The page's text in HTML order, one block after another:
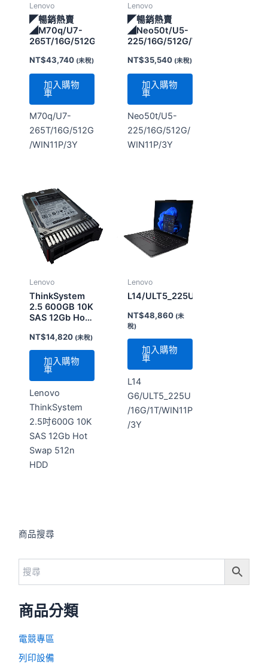
商品搜尋
商品分類
電競專區
列印設備
Lenovo
◤暢銷熱賣
◢M70q/U7-
265T/16G/512G/WIN11P/3Y
NT$43,740 (未稅)
加入購物
車
M70q/U7-
265T/16G/512G
/WIN11P/3Y
Lenovo
◤暢銷熱賣
◢Neo50t/U5-
225/16G/512G/WIN11P/3Y
NT$35,540 (未稅)
加入購物
車
Neo50t/U5-
225/16G/512G/
WIN11P/3Y
Lenovo
ThinkSystem
2.5 600GB 10K
SAS 12Gb Hot
HDD
NT$14,820 (未稅)
加入購物
車
Lenovo
ThinkSystem
2.5吋600G 10K
SAS 12Gb Hot
Swap 512n
HDD
Lenovo
L14/ULT5_225U/16G/1T/
NT$48,860 (未
稅)
加入購物
車
L14
G6/ULT5_225U
/16G/1T/WIN11P
/3Y